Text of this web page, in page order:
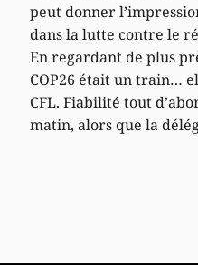
peut donner
dans la lutte contre le
En regardant de plus
COP26 était un train…
CFL. Fiabilité tout
matin, alors que la